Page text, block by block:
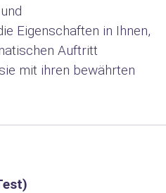
Eigenschaften in Ihnen,
Auftritt
mit ihren bewährten